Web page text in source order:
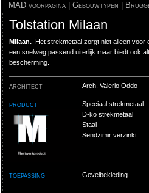
MAD voorpagina Gebouwtypen
Tolstation Milaan
Milaan. Het strekmetaal zorgt niet alleen voor
een snelweg passend uiterlijk maar biedt ook
bescherming.
architect Arch. Valerio Oddo
product
Speciaal strekmetaal
D-ko strekmetaal
Staal
Sendzimir verzinkt
toepassing Gevelbekleding